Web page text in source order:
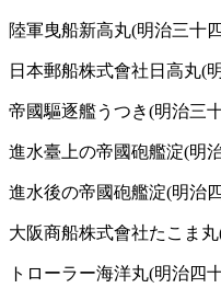
陸軍曳船新高丸(明治三十
日本郵船株式會社日高丸(
帝國驅逐艦うつき(明治三
進水臺上の帝國砲艦淀(明
進水後の帝國砲艦淀(明治
大阪商船株式會社たこま
トローラー海洋丸(明治四